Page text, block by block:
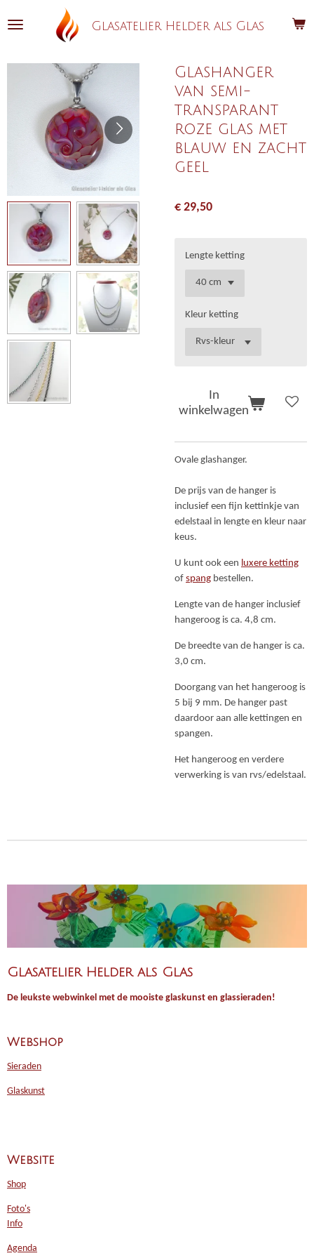
direct
hoofdinhoud
Glasatelier Helder als Glas
Glashanger
van semi-
transparant
roze glas met
blauw en zacht
geel
€ 29,50
Lengte ketting
Kleur ketting
In
winkelwagen
Ovale glashanger.
De prijs van de hanger is
inclusief een fijn kettinkje van
edelstaal in lengte en kleur naar
keus.
U kunt ook een luxere ketting
of spang bestellen.
Lengte van de hanger inclusief
hangeroog is ca. 4,8 cm.
De breedte van de hanger is ca.
3,0 cm.
Doorgang van het hangeroog is
5 bij 9 mm. De hanger past
daardoor aan alle kettingen en
spangen.
Het hangeroog en verdere
verwerking is van rvs/edelstaal.
Glasatelier Helder als Glas
De leukste webwinkel met de mooiste glaskunst en glassieraden!
Webshop
Sieraden
Glaskunst
Website
Shop
Foto's
Info
Agenda